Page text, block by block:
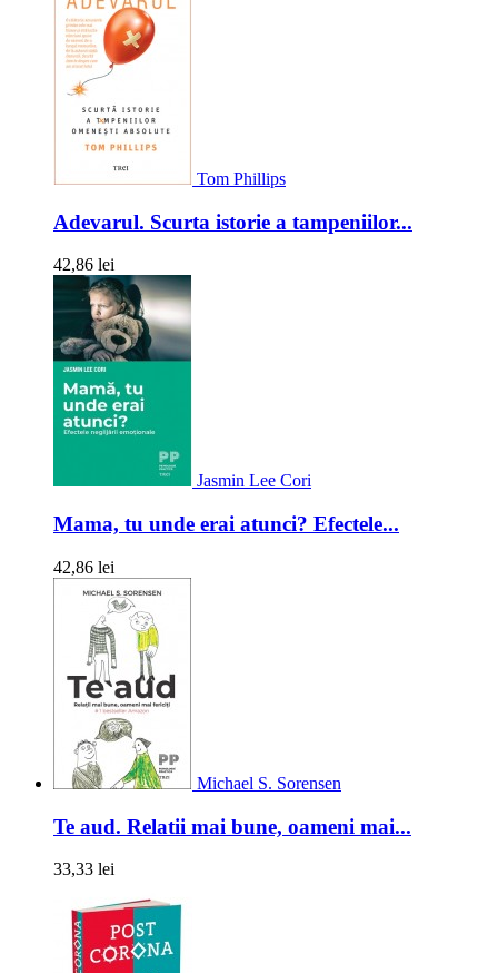
Tom Phillips
Adevarul. Scurta istorie a tampeniilor...
42,86 lei
Jasmin Lee Cori
Mama, tu unde erai atunci? Efectele...
42,86 lei
Michael S. Sorensen
Te aud. Relatii mai bune, oameni mai...
33,33 lei